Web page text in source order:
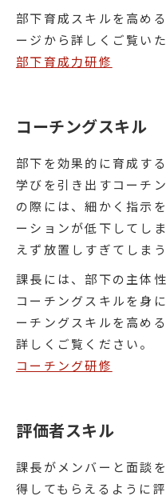
部下育成スキルを高め
ージから詳しくご覧いた
部下育成力研修
コーチングスキル
部下を効果的に育成す
学びを引き出すコーチ
の際には、細かく指示
ーションが低下してし
えず放置しすぎてしま
課長には、部下の主体
コーチングスキルを身
ーチングスキルを高め
詳しくご覧ください。
コーチング研修
評価者スキル
課長がメンバーと面談
得してもらえるように